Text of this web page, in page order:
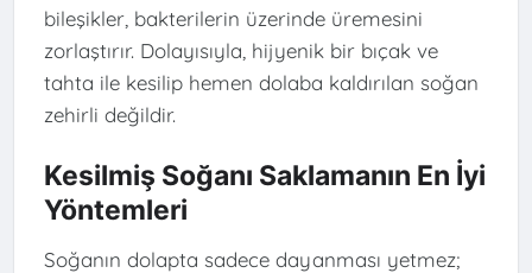
bileşikler, bakterilerin üzerinde üremesini
zorlaştırır. Dolayısıyla, hijyenik bir bıçak ve
tahta ile kesilip hemen dolaba kaldırılan soğan
zehirli değildir.
Kesilmiş Soğanı Saklamanın En İyi
Yöntemleri
Soğanın dolapta sadece dayanması yetmez;